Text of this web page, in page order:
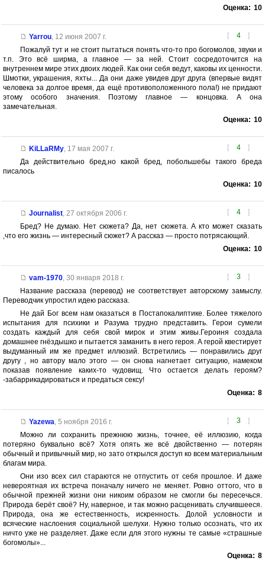
Оценка: 10
[ 4 ]
Yarrou, 12 июня 2007 г.
Пожалуй тут и не стоит пытаться понять что-то про богомолов, звуки и
т.п. Это всё ширма, а главное — за ней. Стоит сосредоточится на
внутреннем мире этих двоих людей. Как они себя ведут, каковы их ценности.
Шмотки, украшения, яхты... Да они даже увидев друг друга (впервые видят
человека за долгое время, да ещё противоположенного пола!) не придают
этому особого значения. Поэтому главное — концовка. А она
замечательная.
Оценка: 10
[ 4 ]
KiLLaRMy, 17 мая 2007 г.
Да действительно бред,но какой бред, побольшебы такого бреда
писалось
Оценка: 10
[ 4 ]
Journalist, 27 октября 2006 г.
Бред? Не думаю. Нет сюжета? Да, нет сюжета. А кто может сказать
,что его жизнь — интересный сюжет? А рассказ — просто потрясающий.
Оценка: 10
[ 3 ]
vam-1970, 30 января 2018 г.
Название рассказа (перевод) не соответствует авторскому замыслу.
Переводчик упростил идею рассказа.
Не дай Бог всем нам оказаться в Постапокалиптике. Более тяжелого
испытания для психики и Разума трудно представить. Герои сумели
создать каждый для себя свой мирок и этим живы.Героиня создала
домашнее гнёздышко и пытается заманить в него героя. А герой квестирует
выдуманный им же предмет иллюзий. Встретились — понравились друг
другу , но автору мало этого — он снова нагнетает ситуацию, намеком
показав появление каких-то чудовищ. Что остается делать героям?
-забаррикадироваться и предаться сексу!
Оценка: 8
[ 3 ]
Yazewa, 5 ноября 2016 г.
Можно ли сохранить прежнюю жизнь, точнее, её иллюзию, когда
потеряно буквально всё? Хотя опять же всё двойственно — потерян
обычный и привычный мир, но зато открылся доступ ко всем материальным
благам мира.
Они изо всех сил стараются не отпустить от себя прошлое. И даже
невероятная их встреча поначалу ничего не меняет. Ровно оттого, что в
обычной прежней жизни они никоим образом не смогли бы пересечься.
Природа берёт своё? Ну, наверное, и так можно расценивать случившееся.
Природа, она же естественность, искренность. Долой условности и
всяческие наслоения социальной шелухи. Нужно только осознать, что их
ничто уже не разделяет. Даже если для этого нужны те самые «страшные
богомолы»...
Оценка: 8